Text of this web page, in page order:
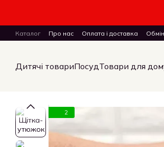
Каталог Про нас Оплата і доставка
ПУБЛІЧНИЙ ДОГОВІР (ОФЕРТА) на
Дитячі товариПосудТовари для
2